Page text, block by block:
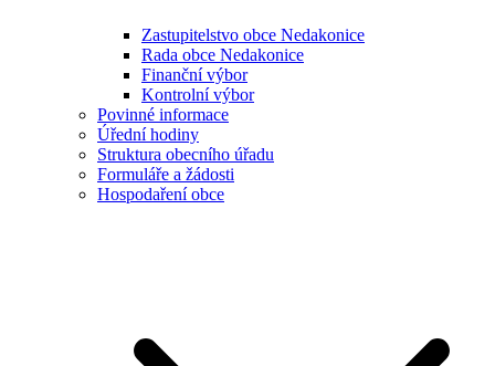
Zastupitelstvo obce Nedakonice
Rada obce Nedakonice
Finanční výbor
Kontrolní výbor
Povinné informace
Úřední hodiny
Struktura obecního úřadu
Formuláře a žádosti
Hospodaření obce